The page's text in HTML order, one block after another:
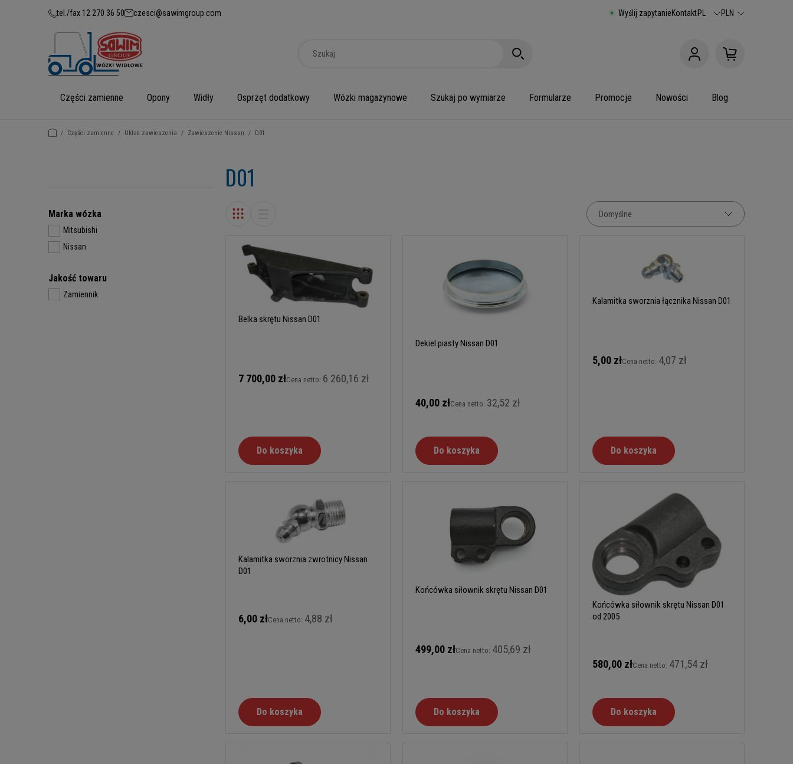
tel./fax 12 270 36 50 czesci@sawimgroup.com Wyślij zapytanieKontaktPL PLN
Części zamienne Opony Widły Osprzęt dodatkowy Wózki magazynowe Szukaj po wymiarze Formularze Promocje Nowości Blog
/ Części zamienne / Układ zawieszenia / Zawieszenie Nissan / D01
Marka wózka
Mitsubishi
Nissan
Jakość towaru
Zamiennik
D01
Belka skrętu Nissan D01
7 700,00 złCena netto: 6 260,16 zł
Do koszyka
Dekiel piasty Nissan D01
40,00 złCena netto: 32,52 zł
Do koszyka
Kalamitka sworznia łącznika Nissan D01
5,00 złCena netto: 4,07 zł
Do koszyka
Kalamitka sworznia zwrotnicy Nissan
D01
6,00 złCena netto: 4,88 zł
Do koszyka
Końcówka siłownik skrętu Nissan D01
499,00 złCena netto: 405,69 zł
Do koszyka
Końcówka siłownik skrętu Nissan D01
od 2005
580,00 złCena netto: 471,54 zł
Do koszyka